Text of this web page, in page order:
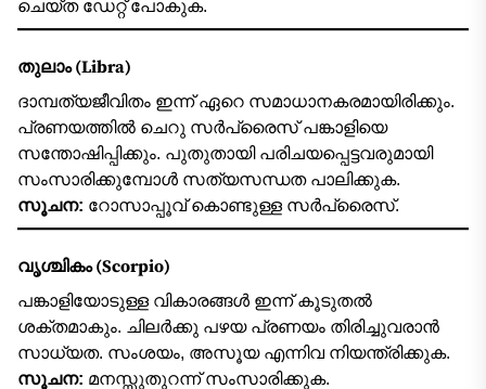
ചെയ്ത ഡേറ്റ് പോകുക.
തുലാം (Libra)
ദാമ്പത്യജീവിതം ഇന്ന് ഏറെ സമാധാനകരമായിരിക്കും.
പ്രണയത്തിൽ ചെറു സർപ്രൈസ് പങ്കാളിയെ
സന്തോഷിപ്പിക്കും. പുതുതായി പരിചയപ്പെട്ടവരുമായി
സംസാരിക്കുമ്പോൾ സത്യസന്ധത പാലിക്കുക.
സൂചന: റോസാപ്പൂവ് കൊണ്ടുള്ള സർപ്രൈസ്.
വൃശ്ചികം (Scorpio)
പങ്കാളിയോടുള്ള വികാരങ്ങൾ ഇന്ന് കൂടുതൽ
ശക്തമാകും. ചിലർക്കു പഴയ പ്രണയം തിരിച്ചുവരാൻ
സാധ്യത. സംശയം, അസൂയ എന്നിവ നിയന്ത്രിക്കുക.
സൂചന: മനസ്സുതുറന്ന് സംസാരിക്കുക.